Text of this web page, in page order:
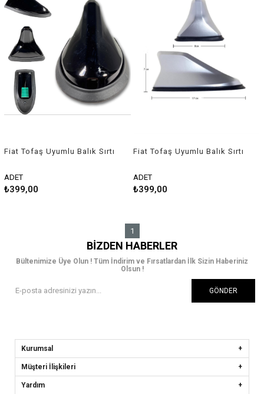
Fiat Tofaş Uyumlu Balık Sırtı
ADET
₺399,00
Fiat Tofaş Uyumlu Balık Sırtı
ADET
₺399,00
1
BIZDEN HABERLER
Bültenimize Üye Olun ! Tüm İndirim ve Fırsatlardan İlk Sizin Haberiniz
Olsun !
GÖNDER
Kurumsal
Müşteri İlişkileri
Yardım